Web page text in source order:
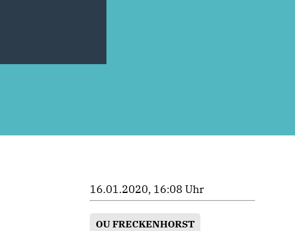
16.01.2020, 16:08 Uhr
OU FRECKENHORST